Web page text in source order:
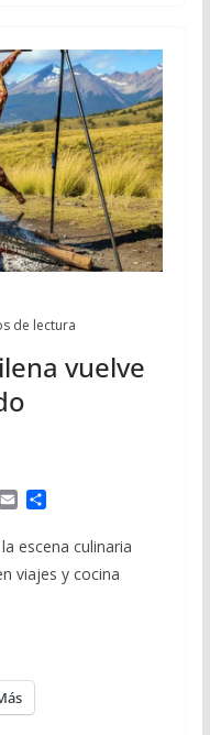
de lectura
vuelve
E
a
i
l
C
m
p
a
escena culinaria
viajes y cocina